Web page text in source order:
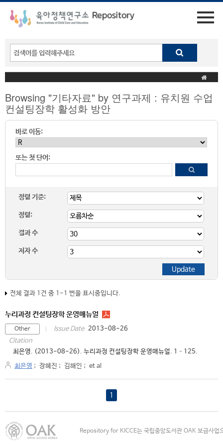
Browsing "기타자료" by 연구과제 : 유치원 수업
컨설팅장학 활성화 방안
바로 이동:
또는 첫 단어:
정렬 기준:
정렬:
결과 수
저자 수
전체 결과 1건 중 1-1 번을 표시중입니다.
누리과정 컨설팅장학 운영매뉴얼
Other Issue Date 2013-08-26
Citation
최은영. (2013-08-26). 누리과정 컨설팅장학 운영매뉴얼. 1–125.
최은영 ; 장혜진 ; 김해인 ; et al
1
Repository for KICCE는 국립중앙도서관 OAK 보급사업